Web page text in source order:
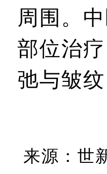
周围。
部位治
弛与皱
来源：世